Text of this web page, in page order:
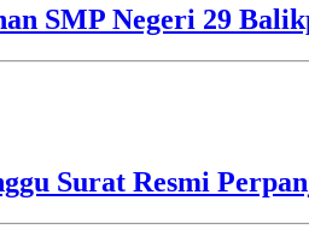
SMP Negeri 29
Surat Resmi